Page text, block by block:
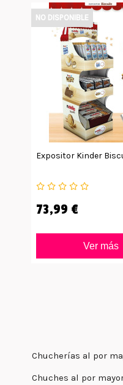
Expositor Kinder
73,99 €
Ver más
NO DISPONIBLE
Chucherías al por
Chuches al por